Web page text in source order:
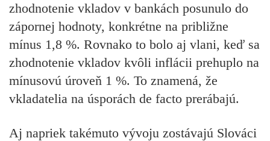
zhodnotenie vkladov v bankách posunulo do
zápornej hodnoty, konkrétne na približne
mínus 1,8 %. Rovnako to bolo aj vlani, keď sa
zhodnotenie vkladov kvôli inflácii prehuplo na
mínusovú úroveň 1 %. To znamená, že
vkladatelia na úsporách de facto prerábajú.
Aj napriek takémuto vývoju zostávajú Slováci